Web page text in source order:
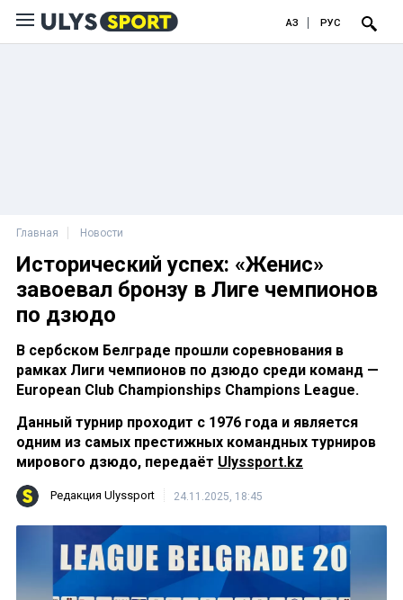
ҚАЗ РУС
Главная Новости
Исторический успех: «Женис»
завоевал бронзу в Лиге чемпионов
по дзюдо
В сербском Белграде прошли соревнования в
рамках Лиги чемпионов по дзюдо среди команд —
European Club Championships Champions League.
Данный турнир проходит с 1976 года и является
одним из самых престижных командных турниров
мирового дзюдо, передаёт Ulyssport.kz
Редакция Ulyssport 24.11.2025, 18:45